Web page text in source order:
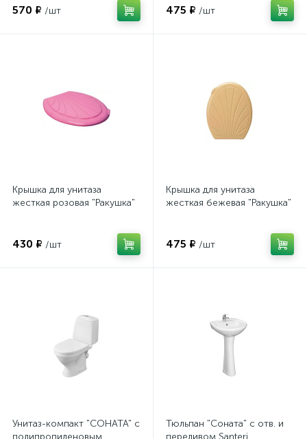
570 ₽ /шт 475 ₽ /шт
Крышка для унитаза
жесткая розовая "Ракушка"
430 ₽ /шт
Крышка для унитаза
жесткая бежевая "Ракушка"
475 ₽ /шт
Унитаз-компакт "СОНАТА" с
полипропиленовым
Тюльпан "Соната" c отв. и
переливом Santeri